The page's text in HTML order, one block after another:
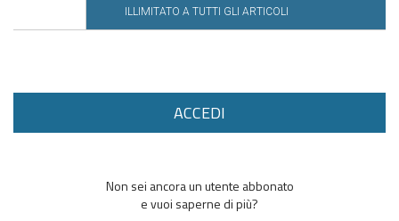
ILLIMITATO A TUTTI GLI ARTICOLI
ACCEDI
Non sei ancora un utente abbonato
e vuoi saperne di più?